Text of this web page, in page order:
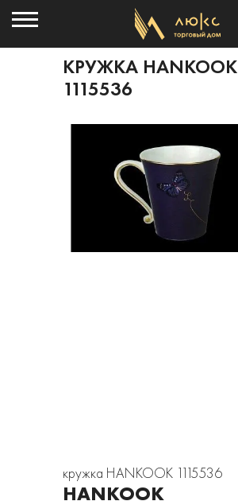
КРУЖКА HANKOOK
1115536
кружка HANKOOK 1115536
HANKOOK